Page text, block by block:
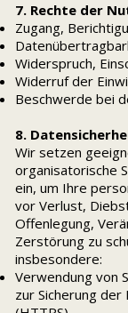
7. Rechte der
Zugang,
Widerspruch,
Widerruf der
Beschwerde bei
8.
Wir setzen
organisatorische
ein, um Ihre
vor Verlust,
Offenlegung,
Zerstörung zu
insbesondere:
Verwendung von
zur Sicherung